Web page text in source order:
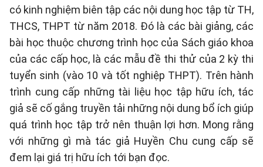
có kinh nghiệm biên tập các nội dung học tập từ TH,
THCS, THPT từ năm 2018. Đó là các bài giảng, các
bài học thuộc chương trình học của Sách giáo khoa
của các cấp học, là các mẫu đề thi thử của 2 kỳ thi
tuyển sinh (vào 10 và tốt nghiệp THPT). Trên hành
trình cung cấp những tài liệu học tập hữu ích, tác
giả sẽ cố gắng truyền tải những nội dung bổ ích giúp
quá trình học tập trở nên thuận lợi hơn. Mong rằng
với những gì mà tác giả Huyền Chu cung cấp sẽ
đem lại giá trị hữu ích tới bạn đọc.